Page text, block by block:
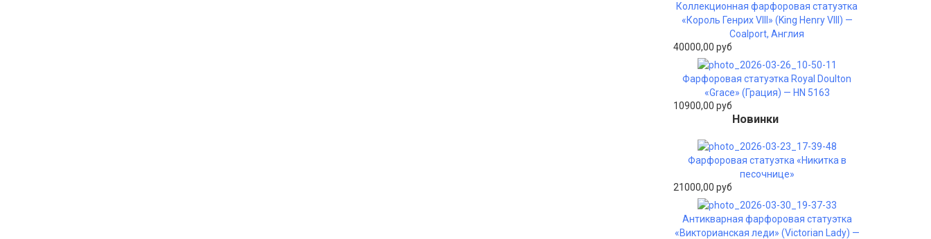
Коллекционная фарфоровая статуэтка
«Король Генрих VIII» (King Henry VIII) —
Coalport, Англия
40000,00 руб
Фарфоровая статуэтка Royal Doulton
«Grace» (Грация) — HN 5163
10900,00 руб
Новинки
Фарфоровая статуэтка «Никитка в
песочнице»
21000,00 руб
Антикварная фарфоровая статуэтка
«Викторианская леди» (Victorian Lady) —